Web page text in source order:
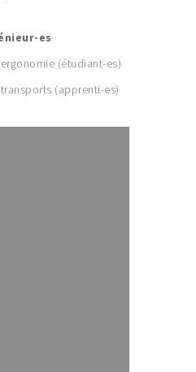
es
(étudiant-es)
(apprenti-es)